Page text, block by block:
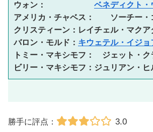
ウォン： ベネディクト・
アメリカ・チャベス：　　ソーチー・
クリスティーン：レイチェル・マクア
バロン・モルド： キウェテル・イジョ
トミー・マキシモフ：　ジェット・ク
ビリー・マキシモフ：ジュリアン・ヒ
勝手に評点： 3.0